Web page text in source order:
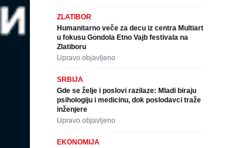
ZLATIBOR
Humanitarno veče za decu iz centra Multiart
u fokusu Gondola Etno Vajb festivala na
Zlatiboru
Upravo objavljeno
SRBIJA
Gde se želje i poslovi razilaze: Mladi biraju
psihologiju i medicinu, dok poslodavci traže
inženjere
Upravo objavljeno
EKONOMIJA